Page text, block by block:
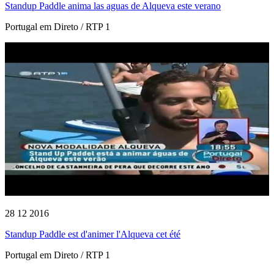
Standup Paddle anima las aguas de Alqueva este verano
Portugal em Direto / RTP 1
28 12 2016
Standup Paddle est d'animer l'Alqueva cet été
Portugal em Direto / RTP 1